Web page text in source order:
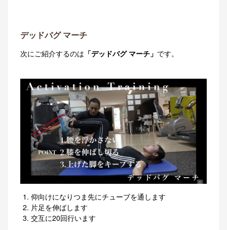
デッドバグ マーチ
次にご紹介するのは 「デッドバグ マーチ」 です。
仰向けになりつま先にチューブを通します
片足を伸ばします
交互に20回行います